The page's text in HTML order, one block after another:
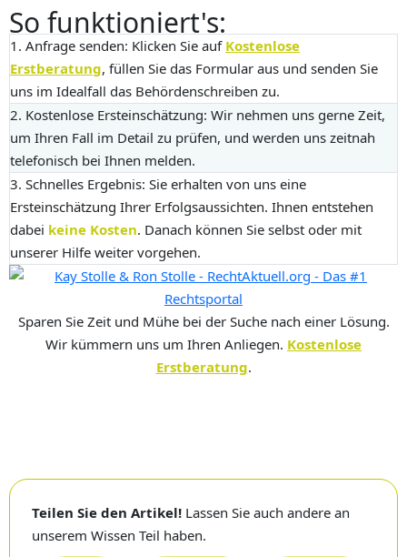
So funktioniert's:
1. Anfrage senden: Klicken Sie auf Kostenlose
Erstberatung, füllen Sie das Formular aus und senden Sie
uns im Idealfall das Behördenschreiben zu.
2. Kostenlose Ersteinschätzung: Wir nehmen uns gerne Zeit,
um Ihren Fall im Detail zu prüfen, und werden uns zeitnah
telefonisch bei Ihnen melden.
3. Schnelles Ergebnis: Sie erhalten von uns eine
Ersteinschätzung Ihrer Erfolgsaussichten. Ihnen entstehen
dabei keine Kosten. Danach können Sie selbst oder mit
unserer Hilfe weiter vorgehen.
Sparen Sie Zeit und Mühe bei der Suche nach einer Lösung.
Wir kümmern uns um Ihren Anliegen. Kostenlose
Erstberatung.
Teilen Sie den Artikel! Lassen Sie auch andere an
unserem Wissen Teil haben.